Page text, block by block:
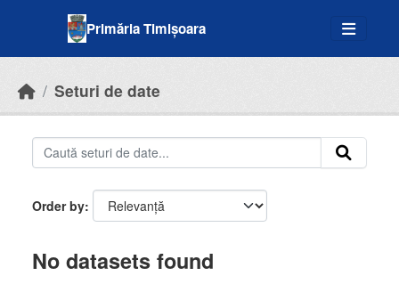
Primăria Timișoara
Seturi de date
Order by
No datasets found